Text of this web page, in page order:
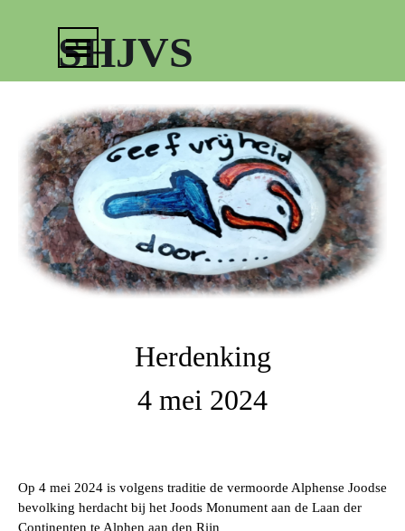
SHJVS
Herdenking
4 mei 2024
Op 4 mei 2024 is volgens traditie de vermoorde Alphense Joodse
bevolking herdacht bij het Joods Monument aan de Laan der
Continenten te Alphen aan den Rijn